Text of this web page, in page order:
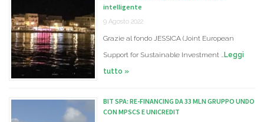
intelligente
9 Agosto 2022
Grazie al fondo JESSICA (Joint European
Support for Sustainable Investment …Leggi
tutto »
BIT SPA: RE-FINANCING DA 33 MLN GRUPPO UNDO
CON MPSCS E UNICREDIT